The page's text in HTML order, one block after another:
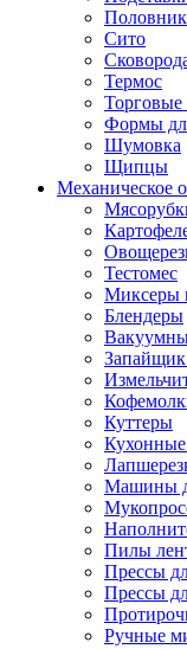
Половник
Сито
Термос
Торговые
Формы
Шумовка
Щипцы
Механическое
Тестомес
Миксеры
Блендеры
Запайщик
Куттеры
Машины
Пилы
Прессы
Прессы
Ручные